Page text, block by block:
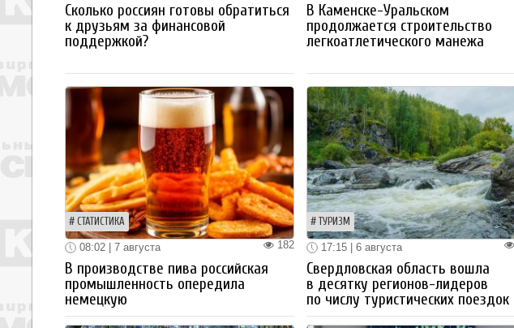
Сколько россиян готовы обратиться
к друзьям за финансовой
поддержкой?
В Каменске-Уральском
продолжается строительство
легкоатлетического манежа
СТАТИСТИКА
182
08:02 | 7 августа
В производстве пива российская
промышленность опередила
немецкую
ТУРИЗМ
17:15 | 6 августа
Свердловская область вошла
в десятку регионов-лидеров
по числу туристических поездок